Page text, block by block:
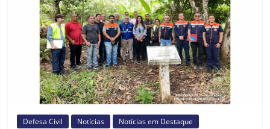
Defesa Civil Notícias Notícias em Destaque